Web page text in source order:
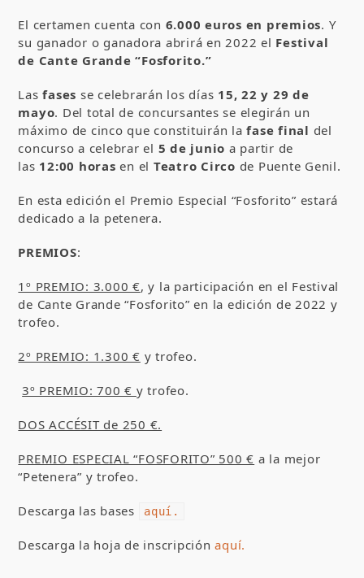
El certamen cuenta con 6.000 euros en premios. Y
su ganador o ganadora abrirá en 2022 el Festival
de Cante Grande “Fosforito.”
Lasfases se celebrarán los días 15, 22 y 29 de
mayo. Del total de concursantes se elegirán un
máximo de cinco que constituirán lafase final del
concurso a celebrar el 5 de junio a partir de
las 12:00 horas en el Teatro Circo de Puente Genil.
En esta edición el Premio Especial “Fosforito” estará
dedicado a la petenera.
PREMIOS:
1º PREMIO: 3.000 €, y la participación en el Festival
de Cante Grande “Fosforito” en la edición de 2022 y
trofeo.
2º PREMIO: 1.300 € y trofeo.
3º PREMIO: 700 € y trofeo.
DOS ACCÉSIT de 250 €.
PREMIO ESPECIAL “FOSFORITO” 500 € a la mejor
“Petenera” y trofeo.
Descarga las bases aquí.
Descarga la hoja de inscripciónaquí.